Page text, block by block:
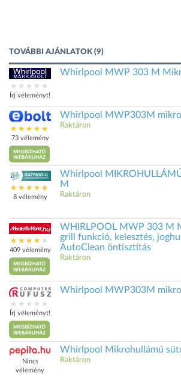
TOVÁBBI AJÁNLATOK (9)
Írj véleményt!
Whirlpool MWP 303 M
73 vélemény
Whirlpool MWP303M
Raktáron
8 vélemény
Whirlpool
M
Raktáron
409 vélemény
WHIRLPOOL MWP 303 M
grill funkció, kelesztés,
AutoClean öntisztítás
Raktáron
Írj véleményt!
Whirlpool MWP303M
Nincs
vélemény
Whirlpool Mikrohullámú
Raktáron